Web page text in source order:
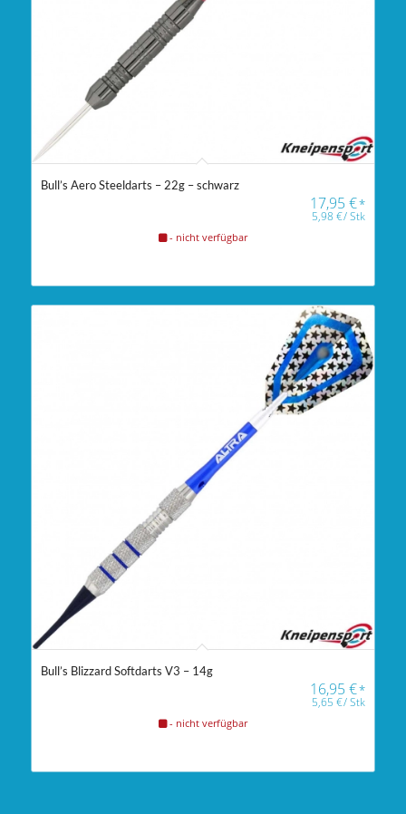
Bull’s Aero Steeldarts – 22g – schwarz
17,95€*
5,98€/Stk
- nicht verfügbar
Bull’s Blizzard Softdarts V3 – 14g
16,95€*
5,65€/Stk
- nicht verfügbar